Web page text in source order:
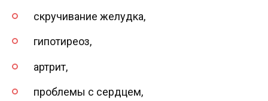
скручивание желудка,
гипотиреоз,
артрит,
проблемы с сердцем,